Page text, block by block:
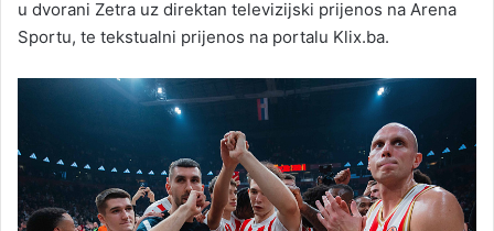
u dvorani Zetra uz direktan televizijski prijenos na Arena
Sportu, te tekstualni prijenos na portalu Klix.ba.